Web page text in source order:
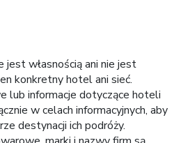
własnością ani nie jest
konkretny hotel ani sieć.
lub informacje dotyczące hoteli
w celach informacyjnych, aby
destynacji ich podróży.